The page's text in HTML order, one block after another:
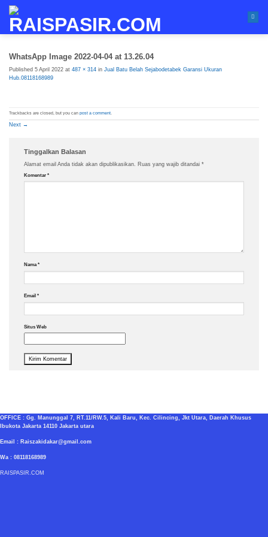
content
WhatsApp Image 2022-04-04 at 13.26.04
Published 5 April 2022 at 487 × 314 in Jual Batu Belah Sejabodetabek Garansi Ukuran
Hub.08118168989
Trackbacks are closed, but you can post a comment.
Next →
Tinggalkan Balasan
Alamat email Anda tidak akan dipublikasikan. Ruas yang wajib ditandai *
Komentar *
Nama*
Email *
Situs Web
OFFICE : Gg. Manunggal 7, RT.11/RW.5, Kali Baru, Kec. Cilincing, Jkt Utara, Daerah Khusus
Ibukota Jakarta 14110 Jakarta utara
Email : Raiszakidakar@gmail.com
Wa : 08118168989
RAISPASIR.COM